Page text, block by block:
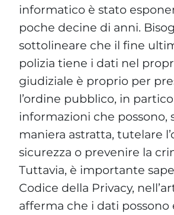
informatico è stato
poche decine di anni.
sottolineare che il fine
polizia tiene i dati nel
giudiziale è proprio per
l’ordine pubblico, in
informazioni che possono,
maniera astratta, tutelare
sicurezza o prevenire la
Tuttavia, è importante
Codice della Privacy,
afferma che i dati possono